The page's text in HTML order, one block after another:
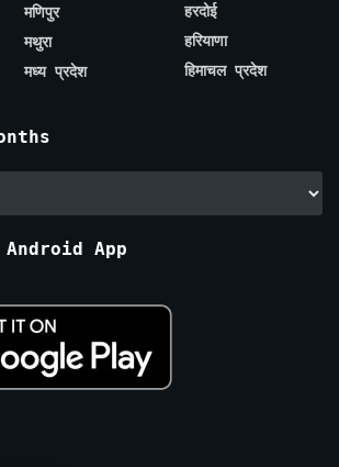
मणिपुर
मथुरा
मध्य प्रदेश
हरदोई
हरियाणा
हिमाचल प्रदेश
Android App